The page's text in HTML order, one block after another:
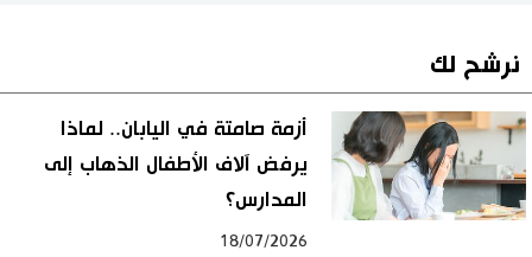
نرشح لك
أزمة صامتة في اليابان.. لماذا
يرفض آلاف الأطفال الذهاب إلى
المدارس؟
18/07/2026